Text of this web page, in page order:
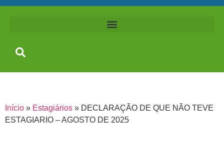
Início » Estagiários » DECLARAÇÃO DE QUE NÃO TEVE
ESTAGIARIO – AGOSTO DE 2025